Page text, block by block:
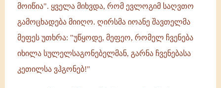
მოიწია". ყველა მიხვდა, რომ ევლოგიმ საღვთო
გამოცხადება მიიღო. ღირსმა იოანე შავთელმა
მეფეს უთხრა: "უწყოდე, მეფეო, რომელ ჩვენება
იხილა სულელსაგონებელმან, გარნა ჩვენებასა
კეთილსა ვჰგონებ!"